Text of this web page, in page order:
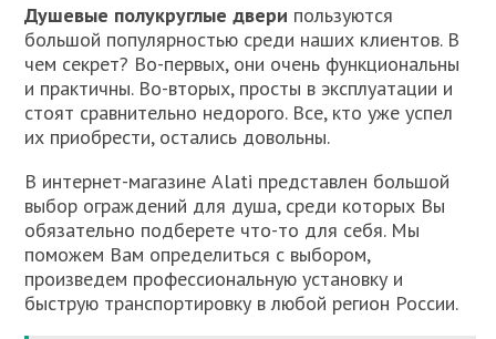
Душевые полукруглые двери пользуются
большой популярностью среди наших клиентов. В
чем секрет? Во-первых, они очень функциональны
и практичны. Во-вторых, просты в эксплуатации и
стоят сравнительно недорого. Все, кто уже успел
их приобрести, остались довольны.
В интернет-магазине Alati представлен большой
выбор ограждений для душа, среди которых Вы
обязательно подберете что-то для себя. Мы
поможем Вам определиться с выбором,
произведем профессиональную установку и
быструю транспортировку в любой регион России.